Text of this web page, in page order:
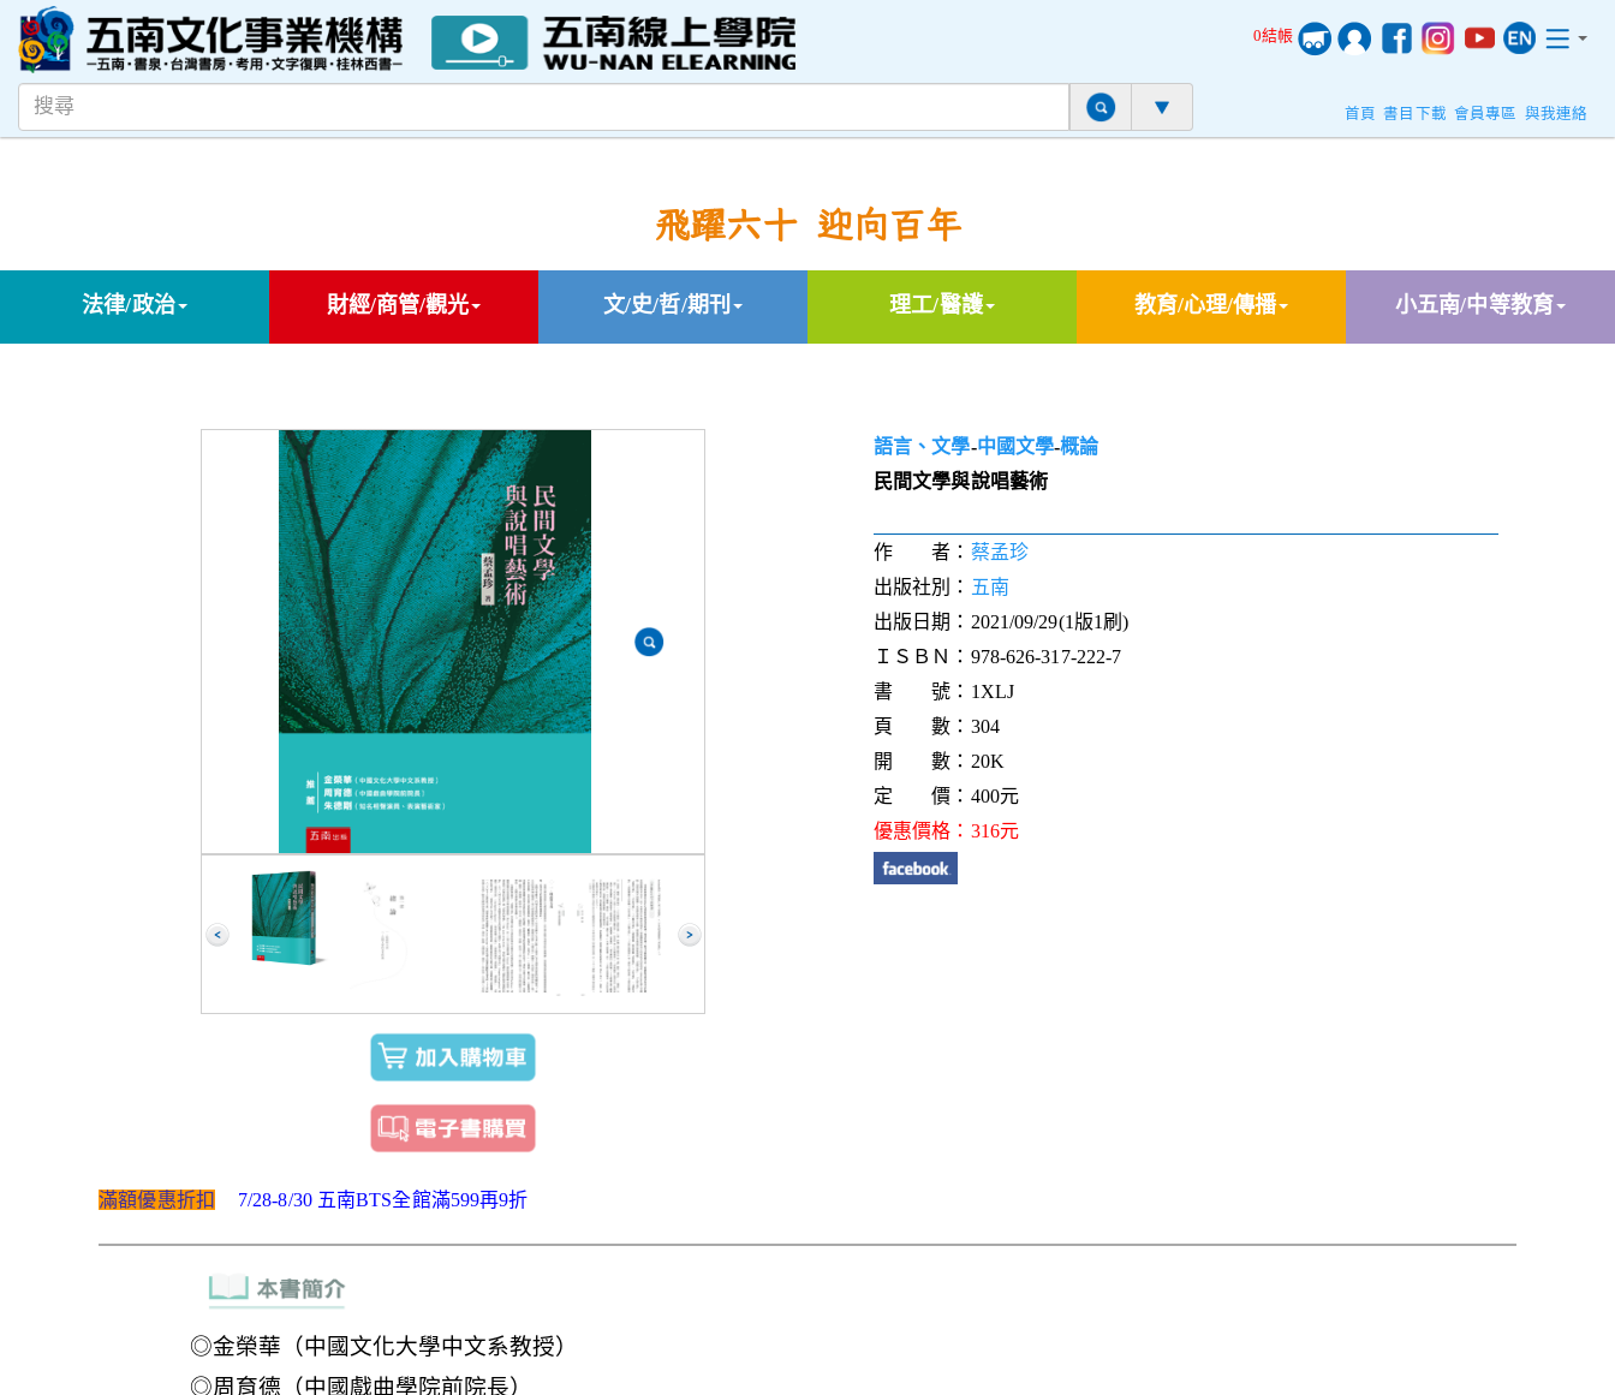
0結帳
首頁 書目下載 會員專區 與我連絡
飛躍六十 迎向百年
法律/政治 財經/商管/觀光 文/史/哲/期刊 理工/醫護 教育/心理/傳播 小五南/中等教育
語言、文學-中國文學-概論
民間文學與說唱藝術
作 者： 蔡孟珍
出版社別： 五南
出版日期：2021/09/29(1版1刷)
ＩＳＢＮ：978-626-317-222-7
書 號：1XLJ
頁 數：304
開 數：20K
定 價：400元
優惠價格：316元
滿額優惠折扣 7/28-8/30 五南BTS全館滿599再9折